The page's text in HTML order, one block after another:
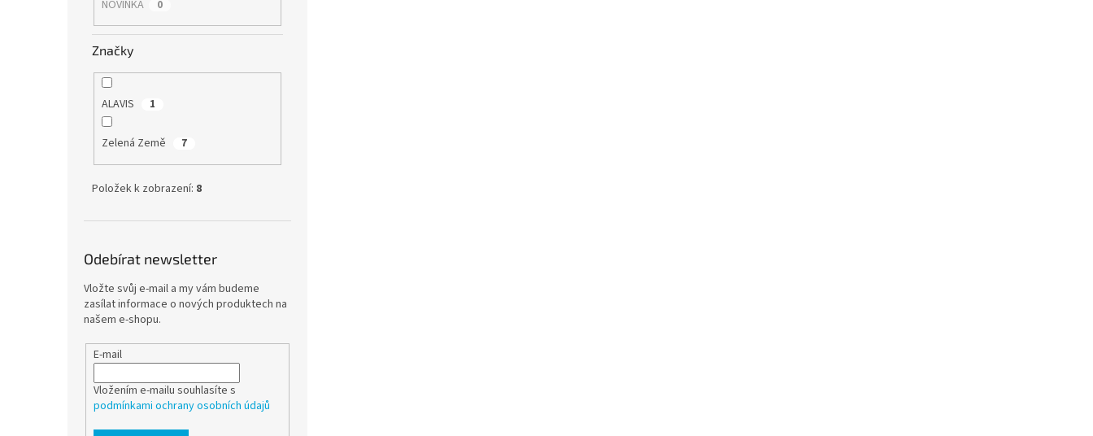
NOVINKA 0
Značky
ALAVIS 1
Zelená Země 7
Položek k zobrazení: 8
Odebírat newsletter
Vložte svůj e-mail a my vám budeme
zasílat informace o nových produktech na
našem e-shopu.
E-mail
Vložením e-mailu souhlasíte s
podmínkami ochrany osobních údajů